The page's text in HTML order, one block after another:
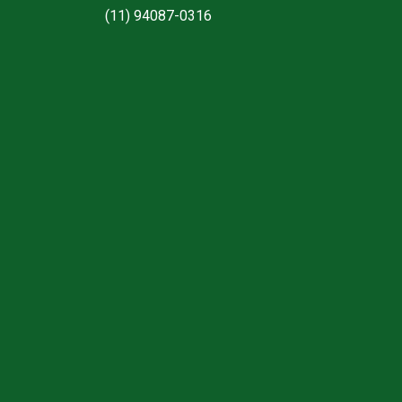
(11) 94087-0316